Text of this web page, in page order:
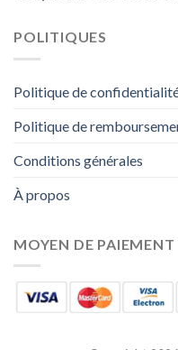
POLITIQUES
Politique de
Politique de
Conditions générales
À propos
MOYEN DE PAIEMENT